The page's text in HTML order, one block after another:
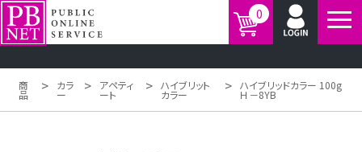
0
商
品 > カラ
ー > アペティ
ート > ハイブリット
カラー > ハイブリッドカラー 100g
Ｈ－8YB